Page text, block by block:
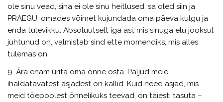
ole sinu vead, sina ei ole sinu heitlused, sa oled siin ja
PRAEGU, omades võimet kujundada oma päeva kulgu ja
enda tulevikku. Absoluutselt iga asi, mis sinuga elu jooksul
juhtunud on, valmistab sind ette momendiks, mis alles
tulemas on.
9. Ära enam ürita oma õnne osta. Paljud meie
ihaldatavatest asjadest on kallid. Kuid need asjad, mis
meid tõepoolest õnnelikuks teevad, on täiesti tasuta –